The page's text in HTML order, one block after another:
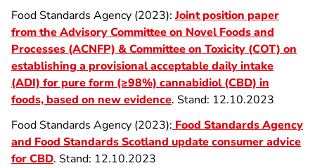
Food Standards Agency (2023):Joint position paper
from the Advisory Committee on Novel Foods and
Processes (ACNFP) & Committee on Toxicity (COT) on
establishing a provisional acceptable daily intake
(ADI) for pure form (≥98%) cannabidiol (CBD) in
foods, based on new evidence. Stand: 12.10.2023
Food Standards Agency (2023): Food Standards Agency
and Food Standards Scotland update consumer advice
for CBD. Stand: 12.10.2023